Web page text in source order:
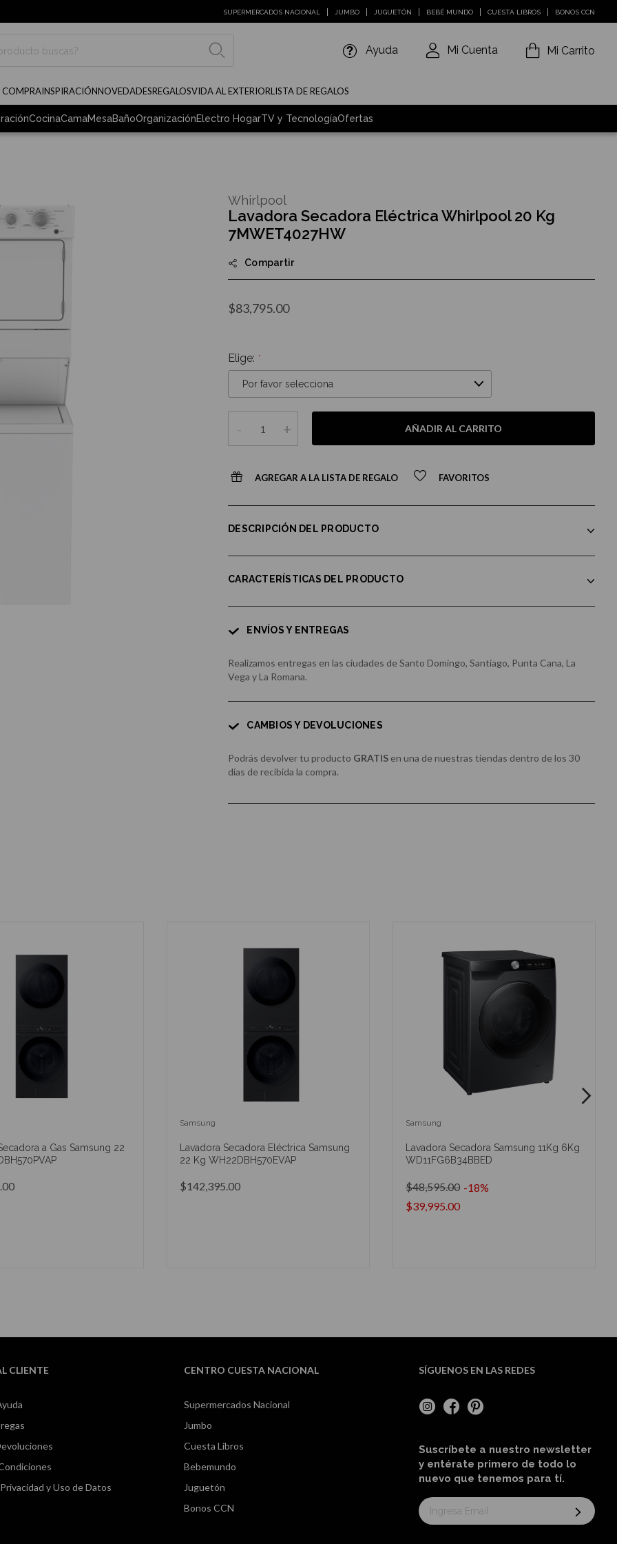
SUPERMERCADOS NACIONAL JUMBO JUGUETÓN BEBÉ MUNDO CUESTA LIBROS BONOS CCN
Ayuda Mi Cuenta Mi Carrito
COMPRAINSPIRACIÓNNOVEDADESREGALOSVIDA AL EXTERIORLISTA DE REGALOS
CocinaCamaMesaBañoOrganizaciónElectro HogarTV y TecnologíaOfertas
Lavadora Secadora Eléctrica Whirlpool 20 Kg
7MWET4027HW
Compartir
$83,795.00
Elige:
- + AÑADIR AL CARRITO
AGREGAR A LA LISTA DE REGALO FAVORITOS
Whirlpool
DESCRIPCIÓN DEL PRODUCTO
CARACTERÍSTICAS DEL PRODUCTO
ENVÍOS Y ENTREGAS
Realizamos entregas en las ciudades de Santo Domingo, Santiago, Punta Cana, La
Vega y La Romana.
CAMBIOS Y DEVOLUCIONES
Podrás devolver tu producto GRATIS en una de nuestras tiendas dentro de los 30
días de recibida la compra.
a Gas Samsung 22
Samsung
Lavadora Secadora Eléctrica Samsung
22 Kg WH22DBH570EVAP
$142,395.00
Samsung
Lavadora Secadora Samsung 11Kg 6Kg
WD11FG6B34BBED
$39,995.00
$48,595.00 -18%
CLIENTE
y Uso de Datos
CENTRO CUESTA NACIONAL
Supermercados Nacional
Jumbo
Cuesta Libros
Bebemundo
Juguetón
Bonos CCN
SÍGUENOS EN LAS REDES
Suscríbete a nuestro newsletter
y entérate primero de todo lo
nuevo que tenemos para tí.
Suscríbase
al